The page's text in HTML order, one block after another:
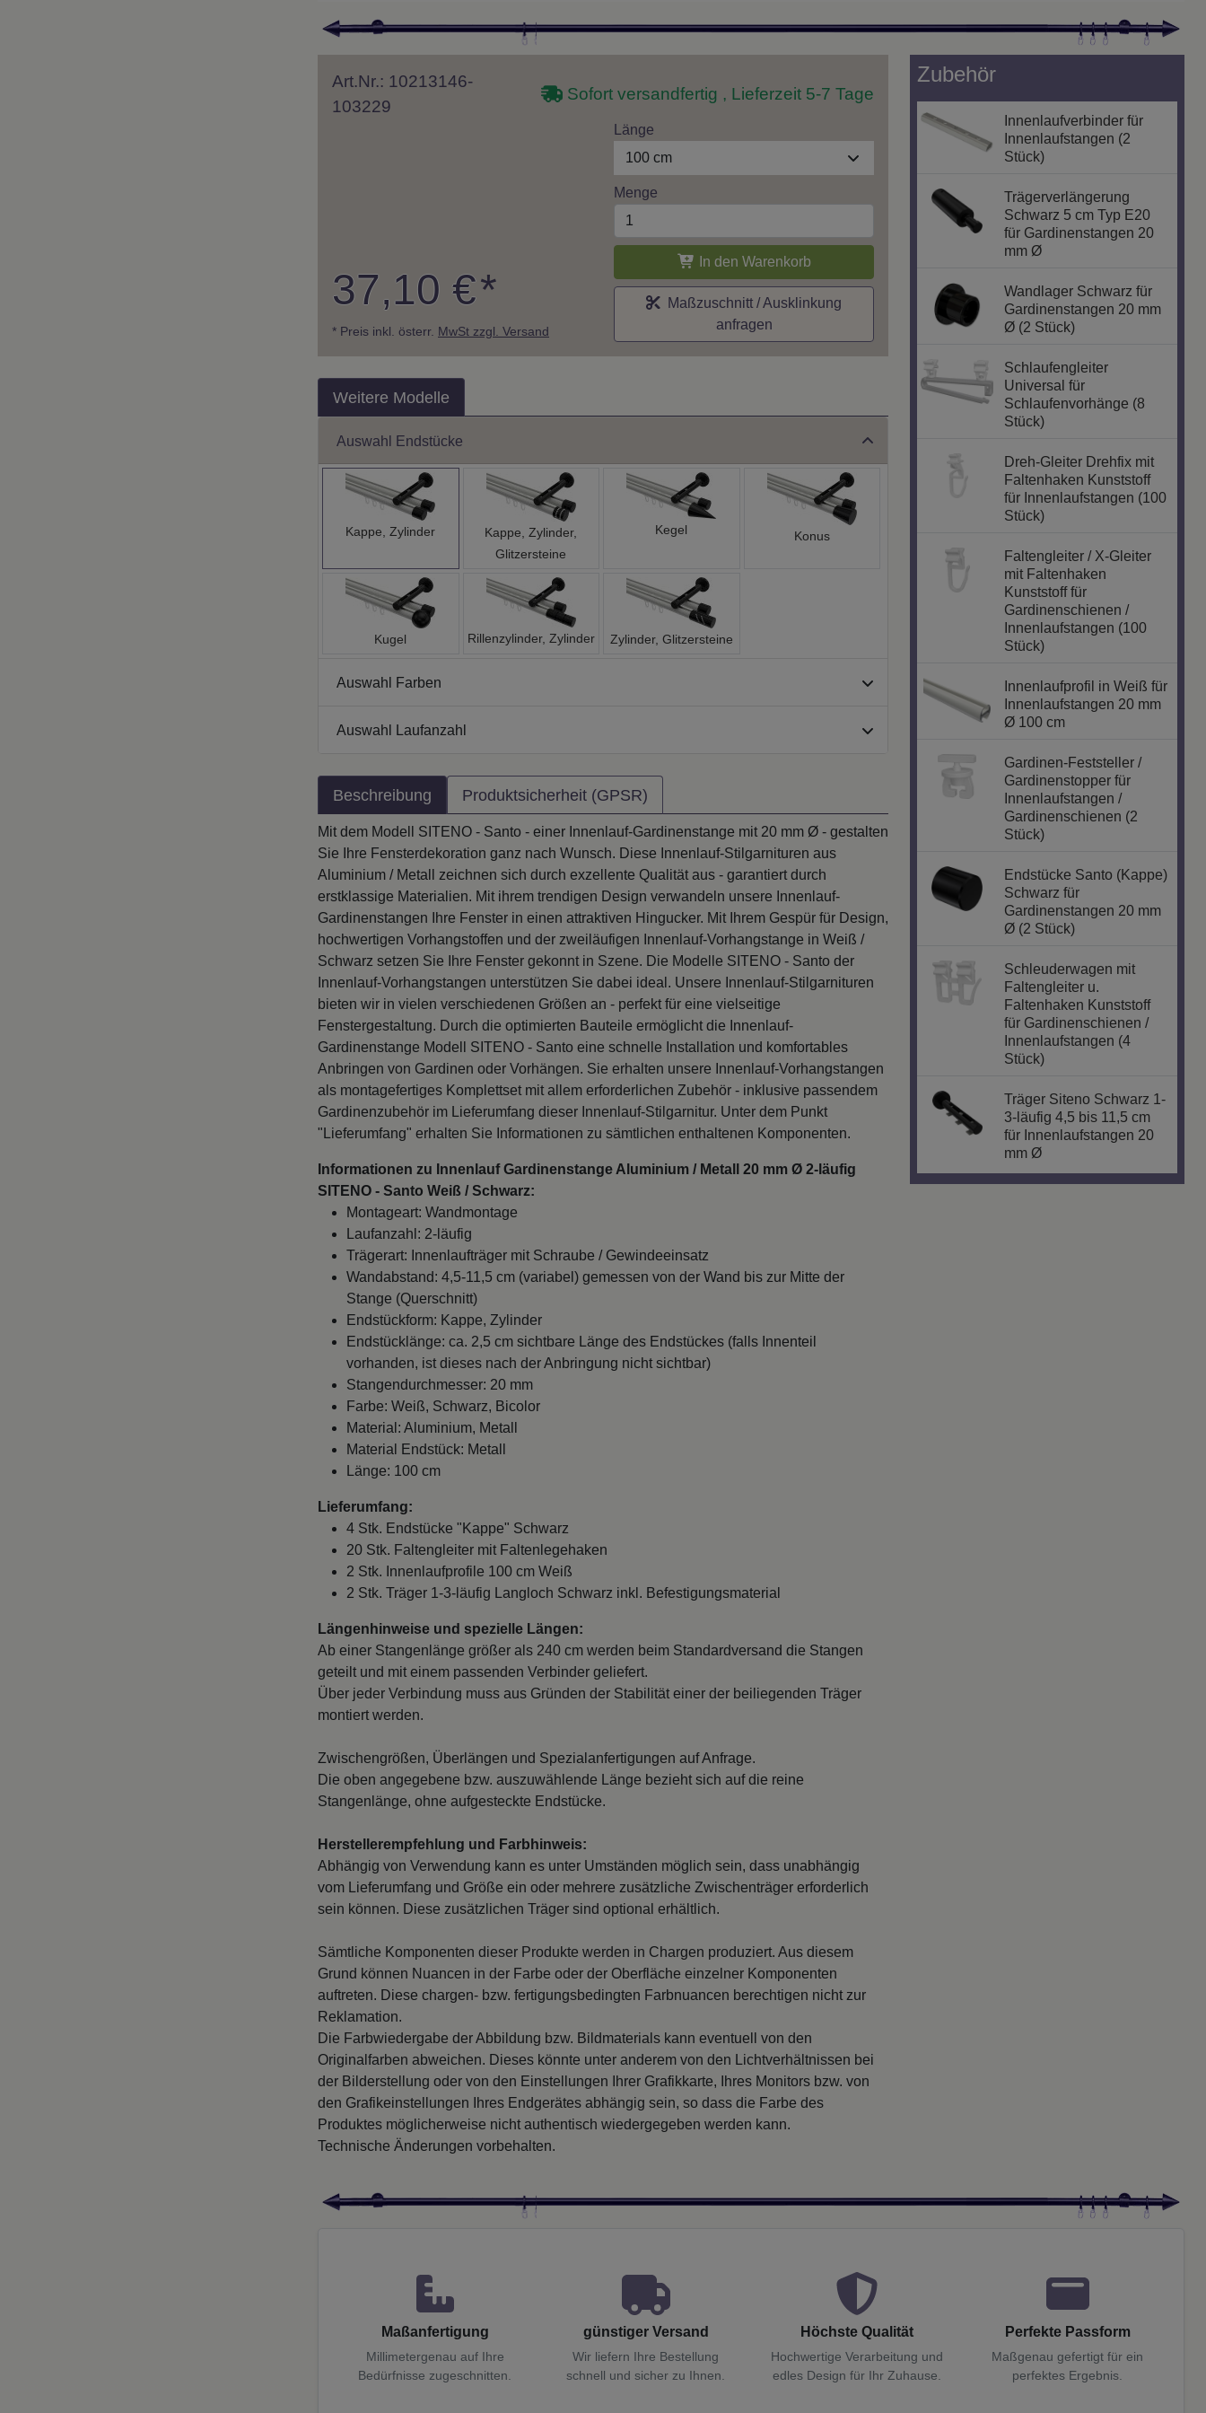
Art.Nr.: 10213146-
103229
Sofort versandfertig , Lieferzeit 5-7 Tage
37,10 €*
* Preis inkl. österr. MwSt zzgl. Versand
Länge
100 cm
Menge
In den Warenkorb
Maßzuschnitt / Ausklinkung
anfragen
Weitere Modelle
Auswahl Endstücke
Kappe, Zylinder
Kappe, Zylinder,
Glitzersteine
Kegel Konus
Kugel Rillenzylinder, Zylinder Zylinder, Glitzersteine
Auswahl Farben
Auswahl Laufanzahl
Beschreibung Produktsicherheit (GPSR)
Mit dem Modell SITENO - Santo - einer Innenlauf-Gardinenstange mit 20 mm Ø - gestalten
Sie Ihre Fensterdekoration ganz nach Wunsch. Diese Innenlauf-Stilgarnituren aus
Aluminium / Metall zeichnen sich durch exzellente Qualität aus - garantiert durch
erstklassige Materialien. Mit ihrem trendigen Design verwandeln unsere Innenlauf-
Gardinenstangen Ihre Fenster in einen attraktiven Hingucker. Mit Ihrem Gespür für Design,
hochwertigen Vorhangstoffen und der zweiläufigen Innenlauf-Vorhangstange in Weiß /
Schwarz setzen Sie Ihre Fenster gekonnt in Szene. Die Modelle SITENO - Santo der
Innenlauf-Vorhangstangen unterstützen Sie dabei ideal. Unsere Innenlauf-Stilgarnituren
bieten wir in vielen verschiedenen Größen an - perfekt für eine vielseitige
Fenstergestaltung. Durch die optimierten Bauteile ermöglicht die Innenlauf-
Gardinenstange Modell SITENO - Santo eine schnelle Installation und komfortables
Anbringen von Gardinen oder Vorhängen. Sie erhalten unsere Innenlauf-Vorhangstangen
als montagefertiges Komplettset mit allem erforderlichen Zubehör - inklusive passendem
Gardinenzubehör im Lieferumfang dieser Innenlauf-Stilgarnitur. Unter dem Punkt
"Lieferumfang" erhalten Sie Informationen zu sämtlichen enthaltenen Komponenten.
Informationen zu Innenlauf Gardinenstange Aluminium / Metall 20 mm Ø 2-läufig
SITENO - Santo Weiß / Schwarz:
Montageart: Wandmontage
Laufanzahl: 2-läufig
Trägerart: Innenlaufträger mit Schraube / Gewindeeinsatz
Wandabstand: 4,5-11,5 cm (variabel) gemessen von der Wand bis zur Mitte der
Stange (Querschnitt)
Endstückform: Kappe, Zylinder
Endstücklänge: ca. 2,5 cm sichtbare Länge des Endstückes (falls Innenteil
vorhanden, ist dieses nach der Anbringung nicht sichtbar)
Stangendurchmesser: 20 mm
Farbe: Weiß, Schwarz, Bicolor
Material: Aluminium, Metall
Material Endstück: Metall
Länge: 100 cm
Lieferumfang:
4 Stk. Endstücke "Kappe" Schwarz
20 Stk. Faltengleiter mit Faltenlegehaken
2 Stk. Innenlaufprofile 100 cm Weiß
2 Stk. Träger 1-3-läufig Langloch Schwarz inkl. Befestigungsmaterial
Längenhinweise und spezielle Längen:
Ab einer Stangenlänge größer als 240 cm werden beim Standardversand die Stangen
geteilt und mit einem passenden Verbinder geliefert.
Über jeder Verbindung muss aus Gründen der Stabilität einer der beiliegenden Träger
montiert werden.
Zwischengrößen, Überlängen und Spezialanfertigungen auf Anfrage.
Die oben angegebene bzw. auszuwählende Länge bezieht sich auf die reine
Stangenlänge, ohne aufgesteckte Endstücke.
Herstellerempfehlung und Farbhinweis:
Abhängig von Verwendung kann es unter Umständen möglich sein, dass unabhängig
vom Lieferumfang und Größe ein oder mehrere zusätzliche Zwischenträger erforderlich
sein können. Diese zusätzlichen Träger sind optional erhältlich.
Sämtliche Komponenten dieser Produkte werden in Chargen produziert. Aus diesem
Grund können Nuancen in der Farbe oder der Oberfläche einzelner Komponenten
auftreten. Diese chargen- bzw. fertigungsbedingten Farbnuancen berechtigen nicht zur
Reklamation.
Die Farbwiedergabe der Abbildung bzw. Bildmaterials kann eventuell von den
Originalfarben abweichen. Dieses könnte unter anderem von den Lichtverhältnissen bei
der Bilderstellung oder von den Einstellungen Ihrer Grafikkarte, Ihres Monitors bzw. von
den Grafikeinstellungen Ihres Endgerätes abhängig sein, so dass die Farbe des
Produktes möglicherweise nicht authentisch wiedergegeben werden kann.
Technische Änderungen vorbehalten.
Zubehör
Innenlaufverbinder für
Innenlaufstangen (2
Stück)
Trägerverlängerung
Schwarz 5 cm Typ E20
für Gardinenstangen 20
mm Ø
Wandlager Schwarz für
Gardinenstangen 20 mm
Ø (2 Stück)
Schlaufengleiter
Universal für
Schlaufenvorhänge (8
Stück)
Dreh-Gleiter Drehfix mit
Faltenhaken Kunststoff
für Innenlaufstangen (100
Stück)
Faltengleiter / X-Gleiter
mit Faltenhaken
Kunststoff für
Gardinenschienen /
Innenlaufstangen (100
Stück)
Innenlaufprofil in Weiß für
Innenlaufstangen 20 mm
Ø 100 cm
Gardinen-Feststeller /
Gardinenstopper für
Innenlaufstangen /
Gardinenschienen (2
Stück)
Endstücke Santo (Kappe)
Schwarz für
Gardinenstangen 20 mm
Ø (2 Stück)
Schleuderwagen mit
Faltengleiter u.
Faltenhaken Kunststoff
für Gardinenschienen /
Innenlaufstangen (4
Stück)
Träger Siteno Schwarz 1-
3-läufig 4,5 bis 11,5 cm
für Innenlaufstangen 20
mm Ø
Maßanfertigung
Millimetergenau auf Ihre
Bedürfnisse zugeschnitten.
günstiger Versand
Wir liefern Ihre Bestellung
schnell und sicher zu Ihnen.
Höchste Qualität
Hochwertige Verarbeitung und
edles Design für Ihr Zuhause.
Perfekte Passform
Maßgenau gefertigt für ein
perfektes Ergebnis.